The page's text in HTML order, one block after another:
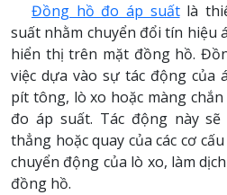
Đồng hồ đo áp suấtlà
suất nhằm chuyển đổi tín hiệu
hiển thị trên mặt đồng hồ.
việc dựa vào sự tác động của
pít tông, lò xo hoặc màng
đo áp suất. Tác động này
thẳng hoặc quay của các cơ
chuyển động của lò xo, làm
đồng hồ.